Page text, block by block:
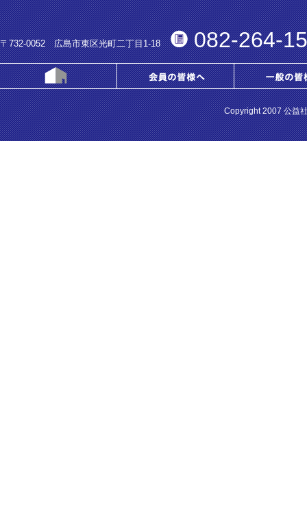
〒732-0052 広島市東区光町二丁目1-18 082-264-
Copyright 2007 公益